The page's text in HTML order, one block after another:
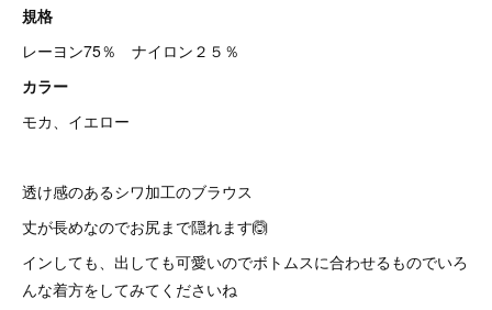
規格
レーヨン75％ ナイロン２５％
カラー
モカ、イエロー
透け感のあるシワ加工のブラウス
丈が長めなのでお尻まで隠れます🙆
インしても、出しても可愛いのでボトムスに合わせるものでいろ
んな着方をしてみてくださいね